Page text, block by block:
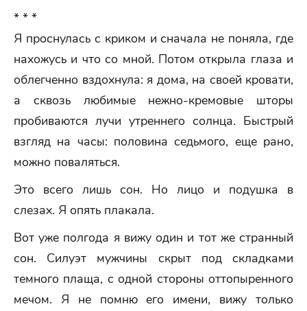
* * *
Я проснулась с криком и сначала не поняла, где
нахожусь и что со мной. Потом открыла глаза и
облегченно вздохнула: я дома, на своей кровати,
а сквозь любимые нежно-кремовые шторы
пробиваются лучи утреннего солнца. Быстрый
взгляд на часы: половина седьмого, еще рано,
можно поваляться.
Это всего лишь сон. Но лицо и подушка в
слезах. Я опять плакала.
Вот уже полгода я вижу один и тот же странный
сон. Силуэт мужчины скрыт под складками
темного плаща, с одной стороны оттопыренного
мечом. Я не помню его имени, вижу только